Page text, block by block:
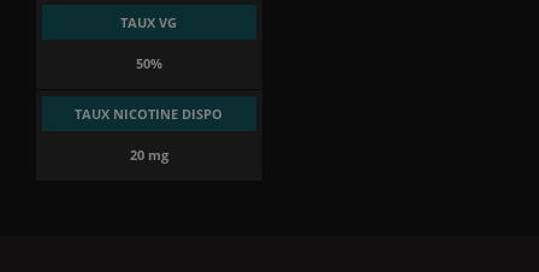
TAUX VG
50%
TAUX NICOTINE DISPO
20 mg